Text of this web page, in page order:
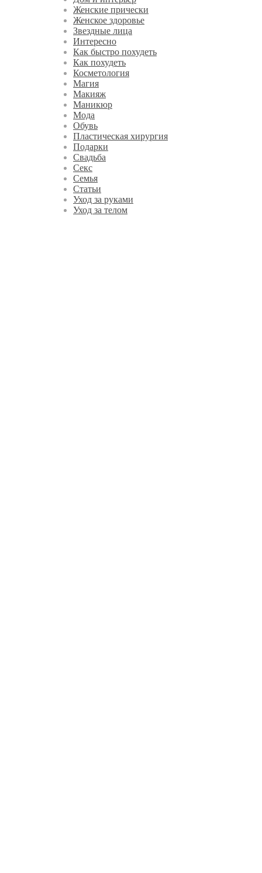
Женские прически
Женское здоровье
Звездные лица
Интересно
Как быстро похудеть
Как похудеть
Косметология
Магия
Макияж
Маникюр
Мода
Обувь
Пластическая хирургия
Подарки
Свадьба
Секс
Семья
Статьи
Уход за руками
Уход за телом